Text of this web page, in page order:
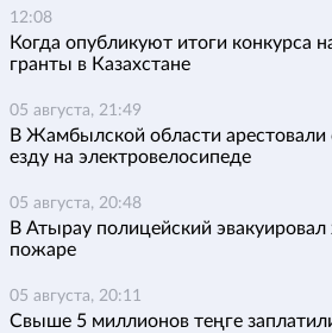
12:08
Когда опубликуют итоги конкурса
гранты в Казахстане
05 августа, 21:49
В Жамбылской области арестовали
езду на электровелосипеде
05 августа, 20:48
В Атырау полицейский
пожаре
05 августа, 20:11
Свыше 5 миллионов теңге